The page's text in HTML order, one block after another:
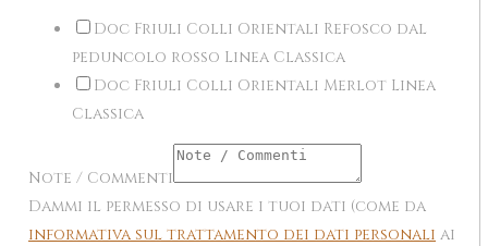
Doc Friuli Colli Orientali Refosco dal
peduncolo rosso Linea Classica
Doc Friuli Colli Orientali Merlot Linea
Classica
Note / Commenti
Dammi il permesso di usare i tuoi dati (come da
informativa sul trattamento dei dati personali ai